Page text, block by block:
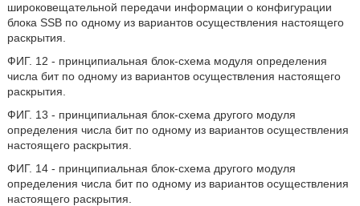
широковещательной передачи информации о конфигурации
блока SSB по одному из вариантов осуществления настоящего
раскрытия.
ФИГ. 12 - принципиальная блок-схема модуля определения
числа бит по одному из вариантов осуществления настоящего
раскрытия.
ФИГ. 13 - принципиальная блок-схема другого модуля
определения числа бит по одному из вариантов осуществления
настоящего раскрытия.
ФИГ. 14 - принципиальная блок-схема другого модуля
определения числа бит по одному из вариантов осуществления
настоящего раскрытия.